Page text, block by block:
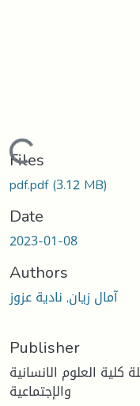
Loading...
Files
pdf.pdf(3.12 MB)
Date
2023-01-08
Authors
آمال زيان, نادية عزوز
Publisher
العلوم الانسانية
والإجتماعية